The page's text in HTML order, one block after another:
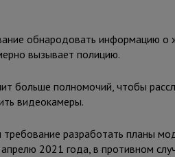
обнародовать информацию о
вызывает полицию.
больше полномочий, чтобы
видеокамеры.
разработать планы
2021 года, в противном